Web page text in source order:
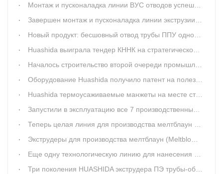
Монтаж и пусконаладка линии ВУС отводов успешно завершили
Завершен монтаж и пусконаладка линии экструзии труб-оболочек 1860мм
Новый продукт: бесшовный отвод трубы ППУ одностадийной экструзии
Huashida выиграла тендер КННК на стратегическое строительство
Началось строительство второй очереди промышленного парка Huashida
Оборудование Huashida получило патент на полезную модель
Huashida термоусаживаемые манжеты на месте строительства тепловой сети
Запустили в эксплуатацию все 7 производственных линий
Теперь целая линия для производства мелтблаун (Meltblown) в горячей продаже
Экструдеры для производства мелтблаун (Meltblown), важный материал для масок
Еще одну технологическую линию для нанесения ВУС изоляции запустили в эксплуатацию!
Три поколения HUASHIDA экструдера ПЭ трубы-оболочки для ППУ изоляции